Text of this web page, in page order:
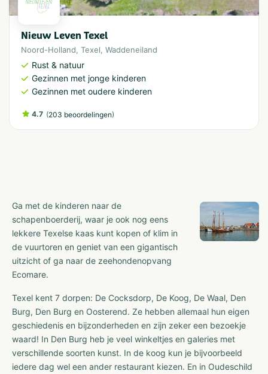
Nieuw Leven Texel
Noord-Holland, Texel, Waddeneiland
Rust & natuur
Gezinnen met jonge kinderen
Gezinnen met oudere kinderen
4.7 (203 beoordelingen)
Ga met de kinderen naar de
schapenboerderij, waar je ook nog eens
lekkere Texelse kaas kunt kopen of klim in
de vuurtoren en geniet van een gigantisch
uitzicht of ga naar de zeehondenopvang
Ecomare.
Texel kent 7 dorpen: De Cocksdorp, De Koog, De Waal, Den
Burg, Den Burg en Oosterend. Ze hebben allemaal hun eigen
geschiedenis en bijzonderheden en zijn zeker een bezoekje
waard! In Den Burg heb je veel winkeltjes en galeries met
verschillende soorten kunst. In de koog kun je bijvoorbeeld
iedere dag wel een ander restaurant kiezen. En in Oudeschild